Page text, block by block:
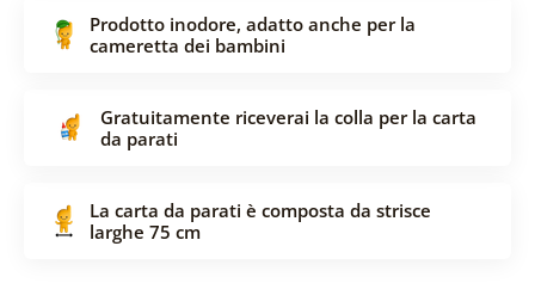
Prodotto inodore, adatto anche per la
cameretta dei bambini
Gratuitamente riceverai la colla per la carta
da parati
La carta da parati è composta da strisce
larghe 75 cm